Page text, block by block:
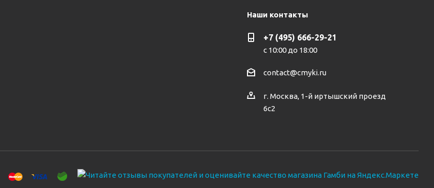
Наши контакты
+7 (495) 666-29-21
с 10:00 до 18:00
contact@cmyki.ru
г. Москва, 1-й иртышский проезд
6с2